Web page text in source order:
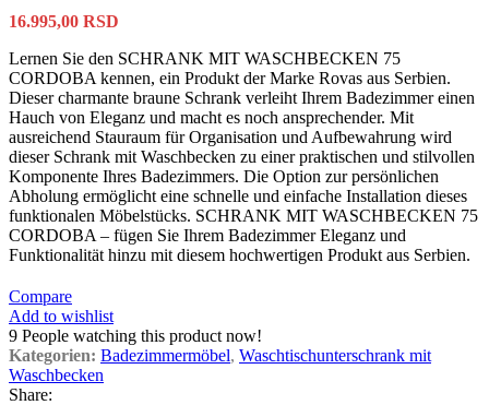
16.995,00 RSD
Lernen Sie den SCHRANK MIT WASCHBECKEN 75
CORDOBA kennen, ein Produkt der Marke Rovas aus Serbien.
Dieser charmante braune Schrank verleiht Ihrem Badezimmer einen
Hauch von Eleganz und macht es noch ansprechender. Mit
ausreichend Stauraum für Organisation und Aufbewahrung wird
dieser Schrank mit Waschbecken zu einer praktischen und stilvollen
Komponente Ihres Badezimmers. Die Option zur persönlichen
Abholung ermöglicht eine schnelle und einfache Installation dieses
funktionalen Möbelstücks. SCHRANK MIT WASCHBECKEN 75
CORDOBA – fügen Sie Ihrem Badezimmer Eleganz und
Funktionalität hinzu mit diesem hochwertigen Produkt aus Serbien.
Compare
Add to wishlist
9 People watching this product now!
Kategorien: Badezimmermöbel, Waschtischunterschrank mit
Waschbecken
Share: